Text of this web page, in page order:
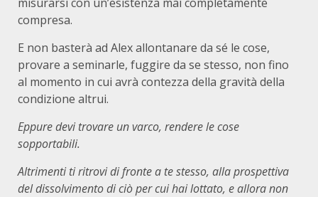
compresa.
E non basterà ad Alex allontanare da sé le cose,
provare a seminarle, fuggire da se stesso, non fino
al momento in cui avrà contezza della gravità della
condizione altrui.
Eppure devi trovare un varco, rendere le cose
sopportabili.
Altrimenti ti ritrovi di fronte a te stesso, alla prospettiva
del dissolvimento di ciò per cui hai lottato, e allora non